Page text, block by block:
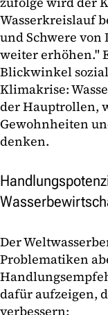
Wasserkreislauf
und Schwere
weiter erhöhen."
Blickwinkel
Klimakrise:
der Hauptrollen,
Gewohnheiten
denken.
Der
Problematiken
dafür aufzeigen,
verbessern: